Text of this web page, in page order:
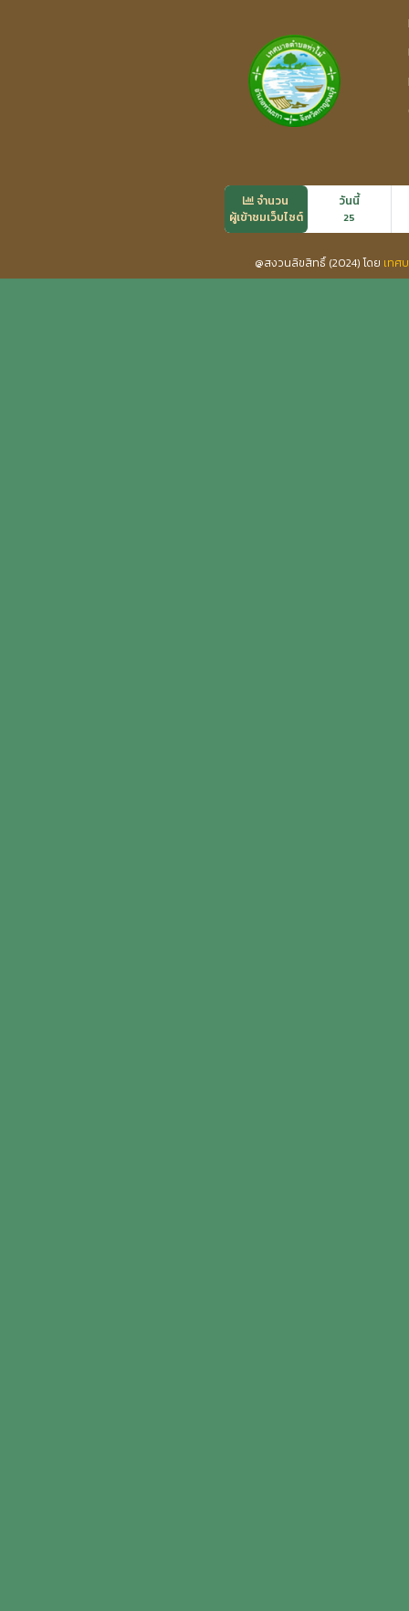
จำนวน
ผู้เข้าชมเว็บไซต์
วันนี้
25
@สงวนลิขสิทธิ์ (2024) โดย เทศ